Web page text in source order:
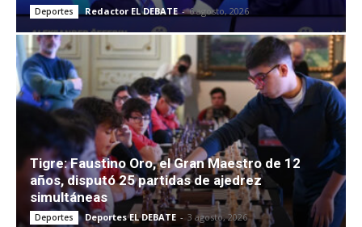
Deportes Redactor EL DEBATE - 6 agosto, 2026
Tigre: Faustino Oro, el Gran Maestro de 12
años, disputó 25 partidas de ajedrez
simultáneas
Deportes Deportes EL DEBATE - 3 agosto, 2026